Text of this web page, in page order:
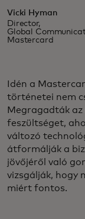
Vicki Hyman
Director,
Global
Mastercard
Idén a
történetei nem
Megragadták
feszültséget,
változó
átformálják a
jövőjéről való
vizsgálják, hogy
miért fontos.